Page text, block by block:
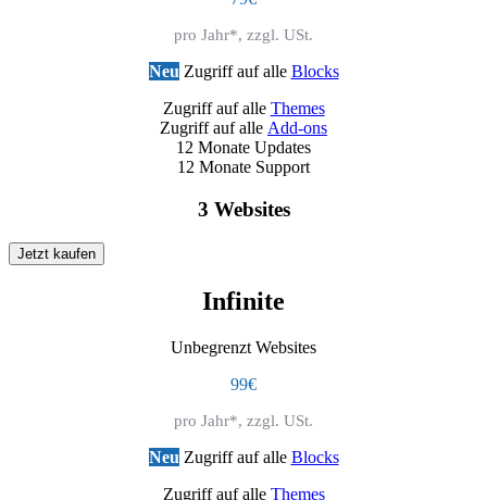
pro Jahr*, zzgl. USt.
NeuZugriff auf alle Blocks
Zugriff auf alle Themes
Zugriff auf alle Add-ons
12 Monate Updates
12 Monate Support
3 Websites
Jetzt kaufen
Infinite
Unbegrenzt Websites
99€
pro Jahr*, zzgl. USt.
Neu Zugriff auf alle Blocks
Zugriff auf alle Themes